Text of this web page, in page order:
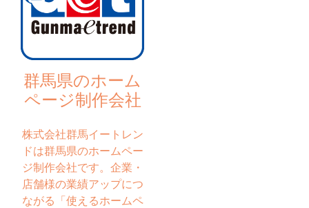
群馬県のホーム
ページ制作会社
株式会社群馬イートレン
ドは群馬県のホームペー
ジ制作会社です。企業・
店舗様の業績アップにつ
ながる「使えるホームペ